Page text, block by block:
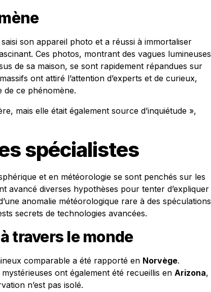
son appareil photo et a réussi à immortaliser
Ces photos, montrant des vagues lumineuses
de sa maison, se sont rapidement répandues sur
ont attiré l’attention d’experts et de curieux,
de ce phénomène.
mais elle était également source d’inquiétude »,
spécialistes
et en météorologie se sont penchés sur les
avancé diverses hypothèses pour tenter d’expliquer
anomalie météorologique rare à des spéculations
secrets de technologies avancées.
travers le monde
comparable a été rapporté en Norvège.
ont également été recueillis en Arizona,
n’est pas isolé.